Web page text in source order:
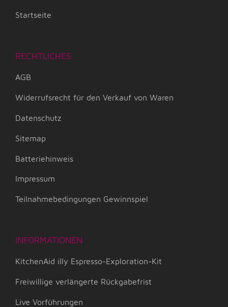
Startseite
RECHTLICHES
AGB
Widerrufsrecht für den Verkauf von Waren
Datenschutz
Sitemap
Batteriehinweis
Impressum
Teilnahmebedingungen Gewinnspiel
INFORMATIONEN
KitchenAid illy Espresso-Exploration-Kit
Freiwillige verlängerte Rückgabefrist
Live Vorführungen